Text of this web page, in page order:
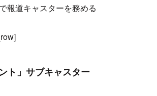
報道キャスターを務める
ト」サブキャスター